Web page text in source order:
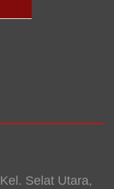
Selat Utara,